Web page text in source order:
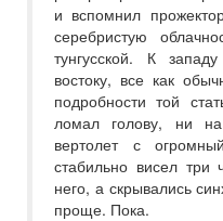
и вспомнил
серебристую
тунгусской. К
востоку, все как
подробности той
ломал голову, ни
вертолет с
стабильно висел
него, а скрывались
проще. Пока.